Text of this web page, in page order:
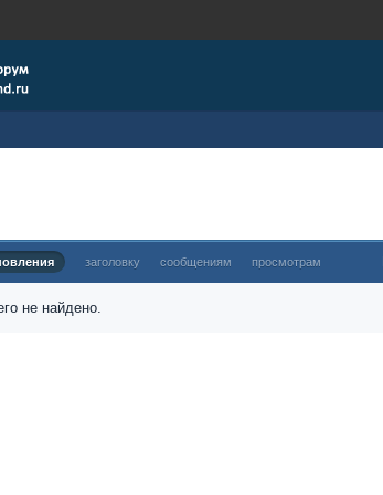
заголовку сообщениям просмотрам
не найдено.